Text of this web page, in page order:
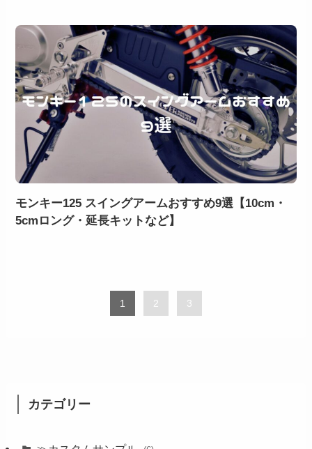
モンキー125 スイングアームおすすめ9選【10cm・
5cmロング・延長キットなど】
1 2 3
カテゴリー